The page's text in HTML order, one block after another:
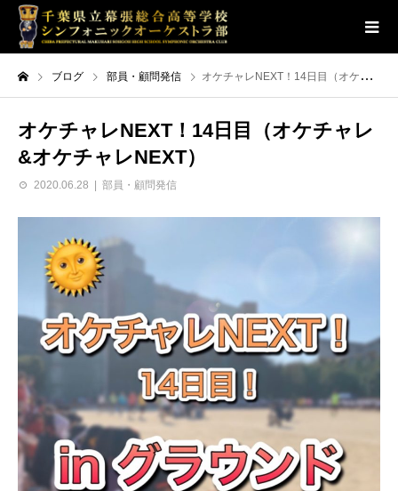
ブログ 部員・顧問発信 オケチャレNEXT！14日目（オケチャレ&オケチャレNEXT）
オケチャレNEXT！14日目（オケチャレ
&オケチャレNEXT）
2020.06.28 部員・顧問発信